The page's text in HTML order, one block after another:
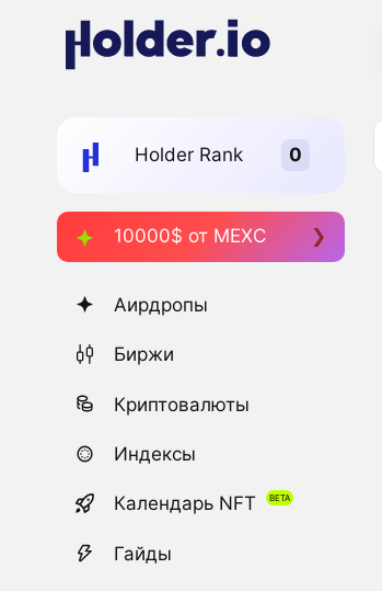
Holder Rank
10000$ от MEXC
Аирдропы
Биржи
Криптовалюты
Индексы
Календарь NFT
Гайды